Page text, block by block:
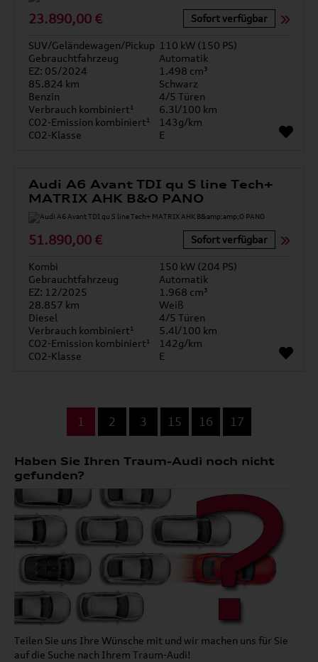
23.890,00 € Sofort verfügbar
SUV/Geländewagen/Pickup 110 kW (150 PS)
Gebrauchtfahrzeug
Automatik
EZ: 05/2024
1.498 cm³
85.824 km
Schwarz
Benzin
4/5 Türen
Verbrauch kombiniert¹
6.3l/100 km
CO2-Emission kombiniert¹
143g/km
CO2-Klasse
E
Audi A6 Avant TDI qu S line Tech+
MATRIX AHK B&O PANO
51.890,00 € Sofort verfügbar
Kombi
150 kW (204 PS)
Gebrauchtfahrzeug
Automatik
EZ: 12/2025
1.968 cm³
28.857 km
Weiß
Diesel
4/5 Türen
Verbrauch kombiniert¹
5.4l/100 km
CO2-Emission kombiniert¹
142g/km
CO2-Klasse
E
1 2 3 15 16 17
Haben Sie Ihren Traum-Audi noch nicht
gefunden?
Teilen Sie uns Ihre Wünsche mit und wir machen uns für Sie
auf die Suche nach Ihrem Traum-Audi!